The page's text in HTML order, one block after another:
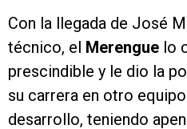
Con la llegada de José
técnico, el Merengue lo
prescindible y le dio la
su carrera en otro
desarrollo, teniendo